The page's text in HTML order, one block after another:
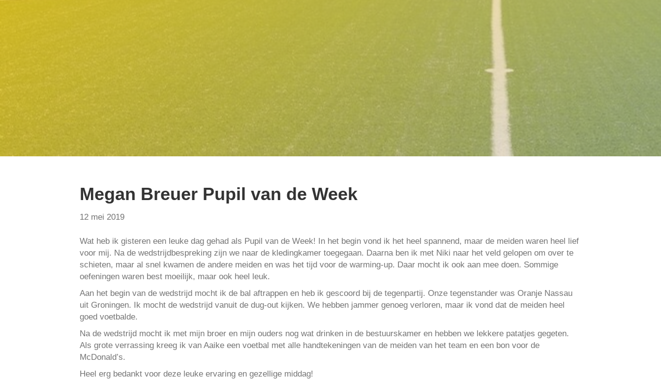
Megan Breuer Pupil van de Week
12 mei 2019
Wat heb ik gisteren een leuke dag gehad als Pupil van de Week! In het begin vond ik het heel spannend, maar de meiden waren heel lief
voor mij. Na de wedstrijdbespreking zijn we naar de kledingkamer toegegaan. Daarna ben ik met Niki naar het veld gelopen om over te
schieten, maar al snel kwamen de andere meiden en was het tijd voor de warming-up. Daar mocht ik ook aan mee doen. Sommige
oefeningen waren best moeilijk, maar ook heel leuk.
Aan het begin van de wedstrijd mocht ik de bal aftrappen en heb ik gescoord bij de tegenpartij. Onze tegenstander was Oranje Nassau
uit Groningen. Ik mocht de wedstrijd vanuit de dug-out kijken. We hebben jammer genoeg verloren, maar ik vond dat de meiden heel
goed voetbalde.
Na de wedstrijd mocht ik met mijn broer en mijn ouders nog wat drinken in de bestuurskamer en hebben we lekkere patatjes gegeten.
Als grote verrassing kreeg ik van Aaike een voetbal met alle handtekeningen van de meiden van het team en een bon voor de
McDonald’s.
Heel erg bedankt voor deze leuke ervaring en gezellige middag!